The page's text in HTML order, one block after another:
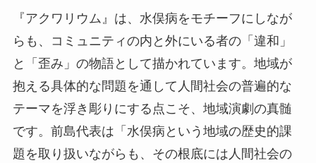
『アクワリウム』は、水俣病をモチーフにしなが
らも、コミュニティの内と外にいる者の「違和」
と「歪み」の物語として描かれています。地域が
抱える具体的な問題を通して人間社会の普遍的な
テーマを浮き彫りにする点こそ、地域演劇の真髄
です。前島代表は「水俣病という地域の歴史的課
題を取り扱いながらも、その根底には人間社会の